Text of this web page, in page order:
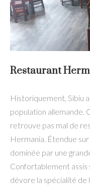
Restaurant
Historiquement, Sibiu
population allemande.
retrouve pas mal de
Hermania. Étendue
dominée par une
Confortablement assis
dévore la spécialité de